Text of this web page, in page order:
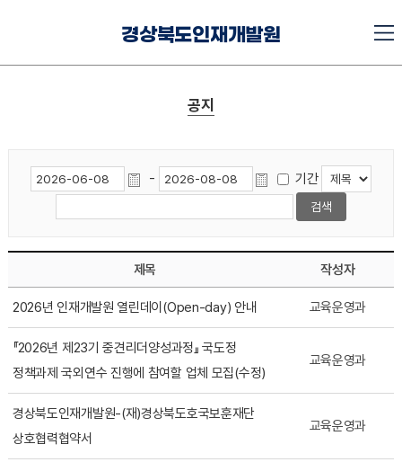
경상북도인재개발원
공지
- 기간
제목 작성자
2026년 인재개발원 열린데이(Open-day) 안내 교육운영과
『2026년 제23기 중견리더양성과정』 국도정
정책과제 국외연수 진행에 참여할 업체 모집(수정)
교육운영과
경상북도인재개발원-(재)경상북도호국보훈재단
상호협력협약서
교육운영과